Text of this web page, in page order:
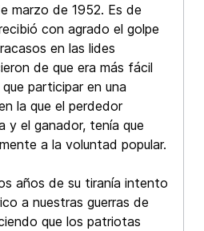
marzo de 1952. Es de
con agrado el golpe
en las lides
de que era más fácil
participar en una
la que el perdedor
y el ganador, tenía que
a la voluntad popular.
años de su tiranía intento
a nuestras guerras de
que los patriotas